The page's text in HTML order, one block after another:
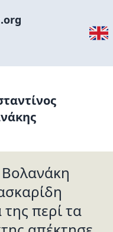
της περί τα